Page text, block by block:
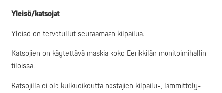
Yleisö/katsojat
Yleisö on tervetullut seuraamaan kilpailua.
Katsojien on käytettävä maskia koko Eerikkilän monitoimihallin
tiloissa.
Katsojilla ei ole kulkuoikeutta nostajien kilpailu-, lämmittely-